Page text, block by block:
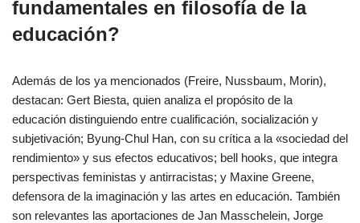
fundamentales en filosofía de la
educación?
Además de los ya mencionados (Freire, Nussbaum, Morin),
destacan: Gert Biesta, quien analiza el propósito de la
educación distinguiendo entre cualificación, socialización y
subjetivación; Byung-Chul Han, con su crítica a la «sociedad del
rendimiento» y sus efectos educativos; bell hooks, que integra
perspectivas feministas y antirracistas; y Maxine Greene,
defensora de la imaginación y las artes en educación. También
son relevantes las aportaciones de Jan Masschelein, Jorge